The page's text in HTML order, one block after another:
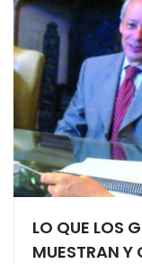
LO QUE LOS
MUESTRAN Y